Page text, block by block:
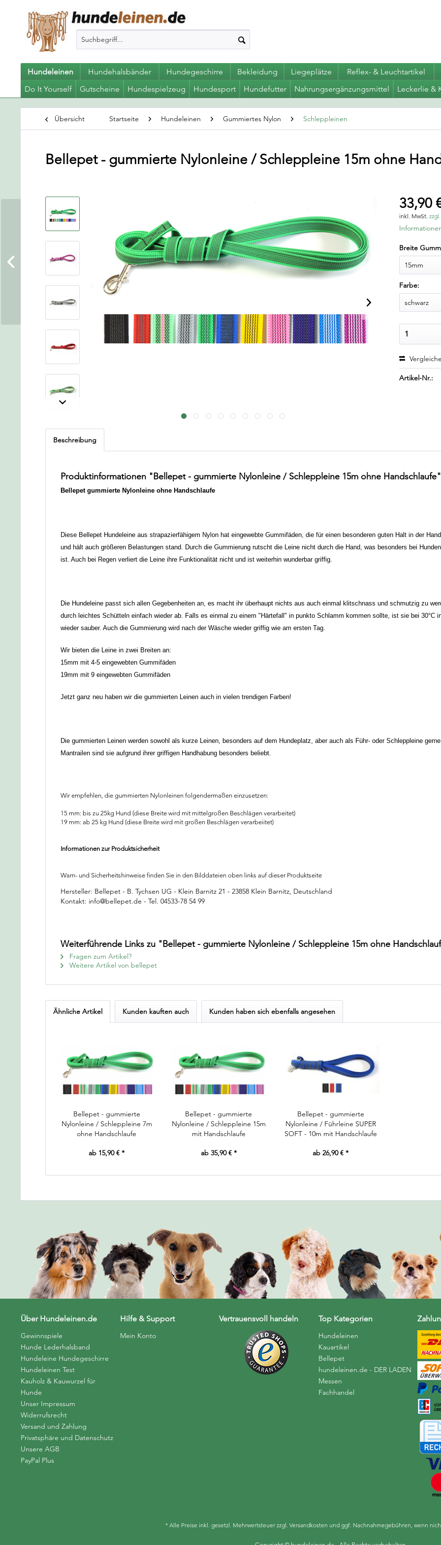
Hundeleinen Hundehalsbänder Hundegeschirre Bekleidung Liegeplätze
Reflex- & Leuchtartikel
Do It Yourself
Gutscheine Hundespielzeug Hundesport Hundefutter Nahrungsergänzungsmittel Leckerlie &
Übersicht Startseite Hundeleinen Gummiertes Nylon Schleppleinen
Bellepet - gummierte Nylonleine / Schleppleine 15m ohne
33,90
inkl. MwSt.
Breite
Farbe:
Artikel-Nr.:
Beschreibung
Produktinformationen "Bellepet - gummierte Nylonleine / Schleppleine 15m ohne Handschlaufe"
Bellepet gummierte Nylonleine ohne Handschlaufe
Diese Bellepet Hundeleine aus strapazierfähigem Nylon hat eingewebte Gummifäden, die für einen besonderen guten Halt in der
und hält auch größeren Belastungen stand. Durch die Gummierung rutscht die Leine nicht durch die Hand, was besonders bei
ist. Auch bei Regen verliert die Leine ihre Funktionalität nicht und ist weiterhin wunderbar griffig.
Die Hundeleine passt sich allen Gegebenheiten an, es macht ihr überhaupt nichts aus auch einmal klitschnass und schmutzig zu
durch leichtes Schütteln einfach wieder ab. Falls es einmal zu einem "Härtefall" in punkto Schlamm kommen sollte, ist sie bei 30°C
wieder sauber. Auch die Gummierung wird nach der Wäsche wieder griffig wie am ersten Tag.
Wir bieten die Leine in zwei Breiten an:
15mm mit 4-5 eingewebten Gummifäden
19mm mit 9 eingewebten Gummifäden
Jetzt ganz neu haben wir die gummierten Leinen auch in vielen trendigen Farben!
Die gummierten Leinen werden sowohl als kurze Leinen, besonders auf dem Hundeplatz, aber auch als Führ- oder Schleppleine
Mantrailen sind sie aufgrund ihrer griffigen Handhabung besonders beliebt.
Wir empfehlen, die gummierten Nylonleinen folgendermaßen einzusetzen:
15 mm: bis zu 25kg Hund (diese Breite wird mit mittelgroßen Beschlägen verarbeitet)
19 mm: ab 25 kg Hund (diese Breite wird mit großen Beschlägen verarbeiitet)
Informationen zur Produktsicherheit
Warn- und Sicherheitshinweise finden Sie in den Bilddateien oben links auf dieser Produktseite
Hersteller: Bellepet - B. Tychsen UG - Klein Barnitz 21 - 23858 Klein Barnitz, Deutschland
Kontakt: info@bellepet.de - Tel. 04533-78 54 99
Weiterführende Links zu "Bellepet - gummierte Nylonleine / Schleppleine 15m ohne
Fragen zum Artikel?
Weitere Artikel von bellepet
Ähnliche Artikel Kunden kauften auch Kunden haben sich ebenfalls angesehen
Bellepet - gummierte
Nylonleine / Schleppleine 7m
ohne Handschlaufe
ab 15,90 € *
Bellepet - gummierte
Nylonleine / Schleppleine 15m
mit Handschlaufe
ab 35,90 € *
Bellepet - gummierte
Nylonleine / Führleine SUPER
SOFT - 10m mit Handschlaufe
ab 26,90 € *
Über Hundeleinen.de
Gewinnspiele
Hunde Lederhalsband
Hundeleine Hundegeschirre
Hundeleinen Test
Kauholz & Kauwurzel für
Hunde
Unser Impressum
Widerrufsrecht
Versand und Zahlung
Privatsphäre und Datenschutz
Unsere AGB
PayPal Plus
Hilfe & Support
Mein Konto
Vertrauensvoll handeln Top Kategorien
Hundeleinen
Kauartikel
Bellepet
hundeleinen.de - DER LADEN
Messen
Fachhandel
* Alle Preise inkl. gesetzl. Mehrwertsteuer zzgl. Versandkosten und ggf. Nachnahmegebühren, wenn